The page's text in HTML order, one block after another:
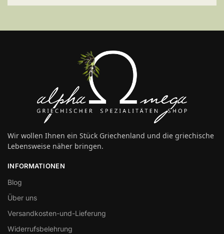
Wir wollen Ihnen ein Stück Griechenland und die griechische
Lebensweise näher bringen.
INFORMATIONEN
Blog
Über uns
Versandkosten-und-Lieferung
Widerrufsbelehrung